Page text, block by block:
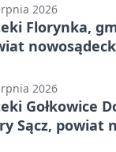
2026
Florynka,
2026
Gołkowice
Sącz, powiat